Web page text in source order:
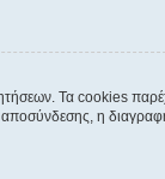
Τα cookies
αποσύνδεσης, η